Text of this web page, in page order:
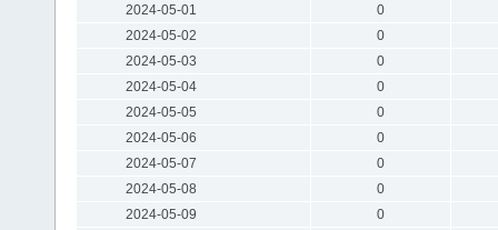
2024-05-01
0
2024-05-02
0
2024-05-03
0
2024-05-04
0
2024-05-05
0
2024-05-06
0
2024-05-07
0
2024-05-08
0
2024-05-09
0